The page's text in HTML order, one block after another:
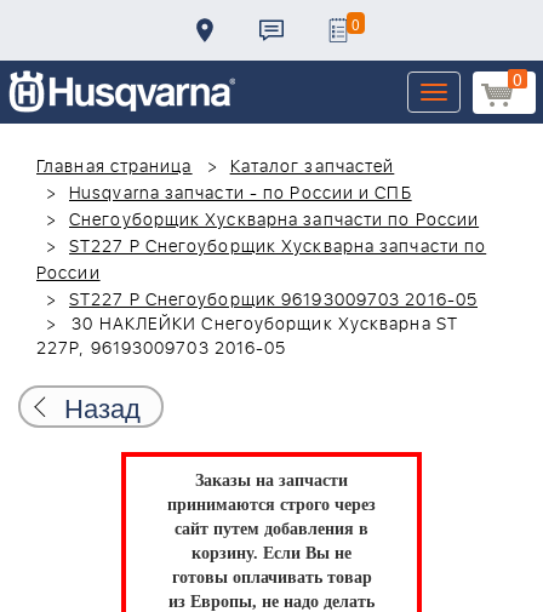
0
0
Toggle
navigation
Главная страница
Каталог запчастей
Husqvarna запчасти - по России и СПБ
Снегоуборщик Хускварна запчасти по России
ST227 P Снегоуборщик Хускварна запчасти по
России
ST227 P Снегоуборщик 96193009703 2016-05
30 НАКЛЕЙКИ Снегоуборщик Хускварна ST
227P, 96193009703 2016-05
Назад
Заказы на запчасти
принимаются строго через
сайт путем добавления в
корзину. Если Вы не
готовы оплачивать товар
из Европы, не надо делать